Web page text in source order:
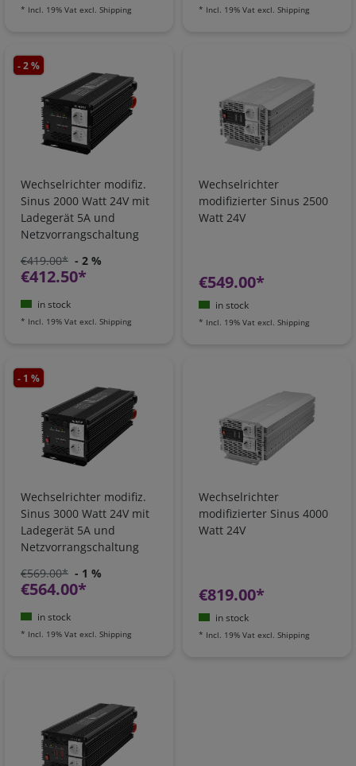
* Incl. 19% Vat excl. Shipping * Incl. 19% Vat excl. Shipping
- 2 %
Wechselrichter modifiz.
Sinus 2000 Watt 24V mit
Ladegerät 5A und
Netzvorrangschaltung
€419.00* - 2 %
€412.50*
in stock
* Incl. 19% Vat excl. Shipping
Wechselrichter
modifizierter Sinus 2500
Watt 24V
€549.00*
in stock
* Incl. 19% Vat excl. Shipping
- 1 %
Wechselrichter modifiz.
Sinus 3000 Watt 24V mit
Ladegerät 5A und
Netzvorrangschaltung
€569.00* - 1 %
€564.00*
in stock
* Incl. 19% Vat excl. Shipping
Wechselrichter
modifizierter Sinus 4000
Watt 24V
€819.00*
in stock
* Incl. 19% Vat excl. Shipping